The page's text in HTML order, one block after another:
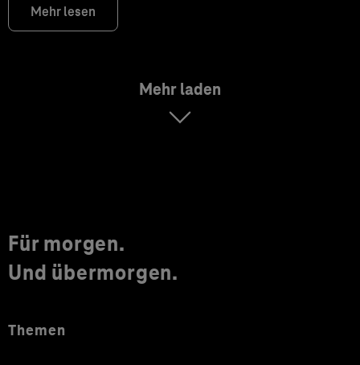
Mehr lesen
Mehr laden
Für morgen.
Und übermorgen.
Themen